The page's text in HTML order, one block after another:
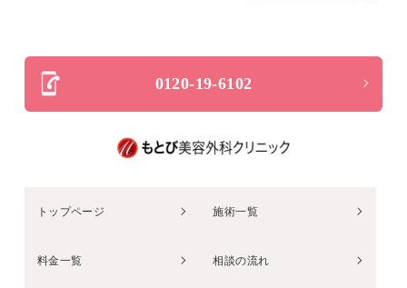
0120-19-6102
トップページ 施術一覧
料金一覧 相談の流れ